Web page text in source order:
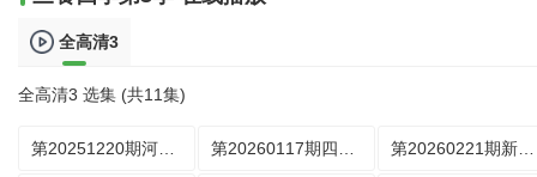
全高清3
全高清3 选集 (共11集)